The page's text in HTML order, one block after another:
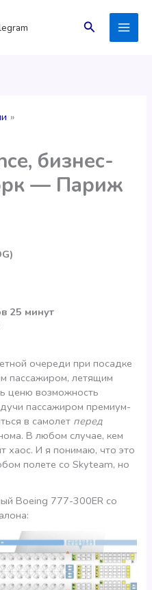
Поиск
бизнес-
— Париж
25 минут
очереди при посадке
пассажиром, летящим
ценю возможность
пассажиром премиум-
в самолет перед
В любом случае, кем
хаос. И я понимаю, что это
полете со Skyteam, но
Boeing 777-300ER со